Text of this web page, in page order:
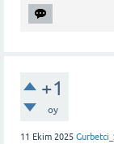
+1
oy
11 Ekim 2025